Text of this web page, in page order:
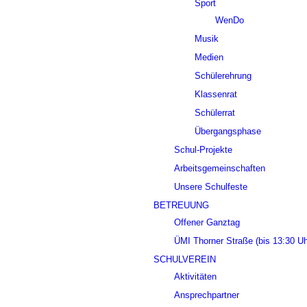
Sport
WenDo
Musik
Medien
Schülerehrung
Klassenrat
Schülerrat
Übergangsphase
Schul-Projekte
Arbeitsgemeinschaften
Unsere Schulfeste
BETREUUNG
Offener Ganztag
ÜMI Thorner Straße (bis 13:30
SCHULVEREIN
Aktivitäten
Ansprechpartner